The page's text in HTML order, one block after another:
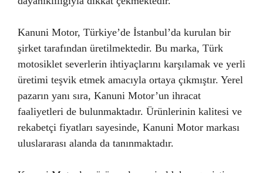
Kanuni Motor, Türkiye’de İstanbul’da kurulan bir
şirket tarafından üretilmektedir. Bu marka, Türk
motosiklet severlerin ihtiyaçlarını karşılamak ve yerli
üretimi teşvik etmek amacıyla ortaya çıkmıştır. Yerel
pazarın yanı sıra, Kanuni Motor’un ihracat
faaliyetleri de bulunmaktadır. Ürünlerinin kalitesi ve
rekabetçi fiyatları sayesinde, Kanuni Motor markası
uluslararası alanda da tanınmaktadır.